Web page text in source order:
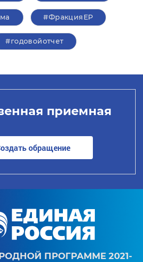
#ФракцияЕР
#годовойотчет
приемная
обращение
ПРОГРАММЕ 2021-